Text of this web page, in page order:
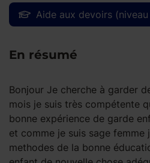
Aide aux devoirs (niveau
En résumé
Bonjour Je cherche à garder
mois je suis très compétente
bonne expérience de garde
et comme je suis sage femme
methodes de la bonne